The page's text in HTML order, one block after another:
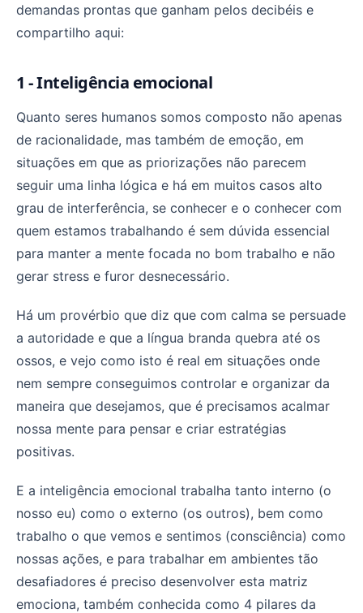
demandas prontas que ganham pelos decibéis e
compartilho aqui:
1 - Inteligência emocional
Quanto seres humanos somos composto não apenas
de racionalidade, mas também de emoção, em
situações em que as priorizações não parecem
seguir uma linha lógica e há em muitos casos alto
grau de interferência, se conhecer e o conhecer com
quem estamos trabalhando é sem dúvida essencial
para manter a mente focada no bom trabalho e não
gerar stress e furor desnecessário.
Há um provérbio que diz que com calma se persuade
a autoridade e que a língua branda quebra até os
ossos, e vejo como isto é real em situações onde
nem sempre conseguimos controlar e organizar da
maneira que desejamos, que é precisamos acalmar
nossa mente para pensar e criar estratégias
positivas.
E a inteligência emocional trabalha tanto interno (o
nosso eu) como o externo (os outros), bem como
trabalho o que vemos e sentimos (consciência) como
nossas ações, e para trabalhar em ambientes tão
desafiadores é preciso desenvolver esta matriz
emociona, também conhecida como 4 pilares da